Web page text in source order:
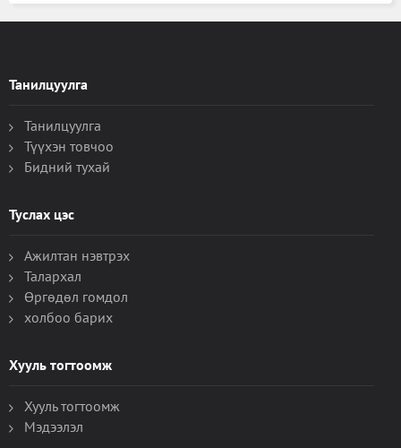
Танилцуулга
Танилцуулга
Түүхэн товчоо
Бидний тухай
Туслах цэс
Ажилтан нэвтрэх
Талархал
Өргөдөл гомдол
холбоо барих
Хууль тогтоомж
Хууль тогтоомж
Мэдээлэл